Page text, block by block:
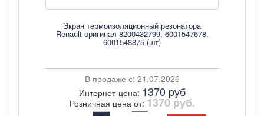
Экран термоизоляционный резонатора
Renault оригинал 8200432799, 6001547678,
6001548875 (шт)
В продаже с: 21.07.2026
Интернет-цена: 1370 pуб
Розничная цена от: 1370 руб.